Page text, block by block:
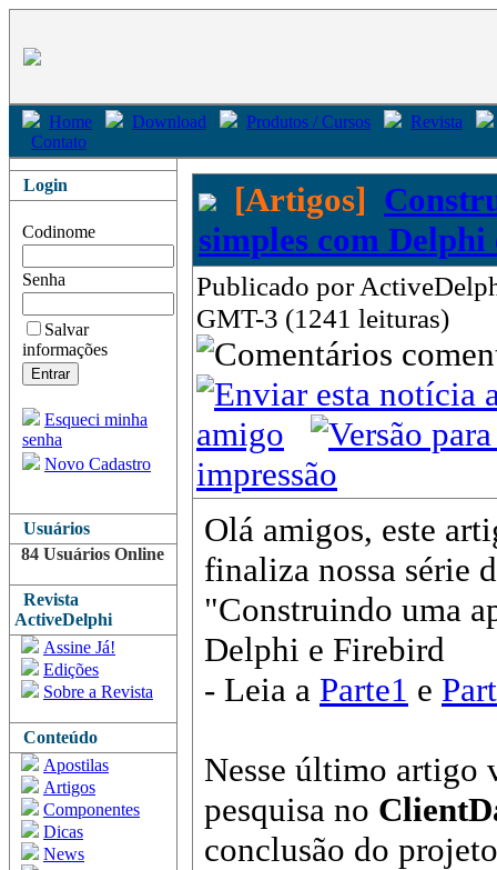
Home Download Produtos / Cursos
Revista
Contato
Login
Codinome
Senha
Salvar
informações
Esqueci minha
senha
Novo Cadastro
Usuários
84 Usuários Online
Revista
ActiveDelphi
Assine Já!
Edições
Sobre a Revista
Conteúdo
Apostilas
Artigos
Componentes
Dicas
News
[Artigos]
simples com
Publicado por
GMT-3 (1241 leituras)
amigo
impressão
Olá amigos, este
finaliza nossa série
"Construindo uma
Delphi e Firebird
- Leia a Parte1 e
Nesse último artigo
pesquisa no
conclusão do